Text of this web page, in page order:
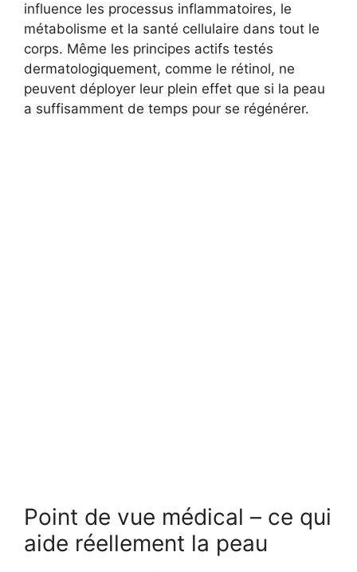
influence les processus inflammatoires, le
métabolisme et la santé cellulaire dans tout le
corps. Même les principes actifs testés
dermatologiquement, comme le rétinol, ne
peuvent déployer leur plein effet que si la peau
a suffisamment de temps pour se régénérer.
Point de vue médical – ce qui
aide réellement la peau